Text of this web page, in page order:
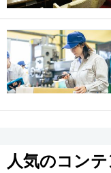
人気のコン